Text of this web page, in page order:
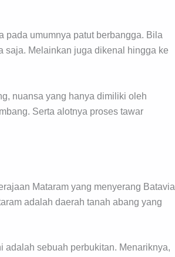
pada umumnya patut berbangga. Bila
saja. Melainkan juga dikenal hingga ke
nuansa yang hanya dimiliki oleh
Serta alotnya proses tawar
Mataram yang menyerang Batavia
adalah daerah tanah abang yang
adalah sebuah perbukitan. Menariknya,